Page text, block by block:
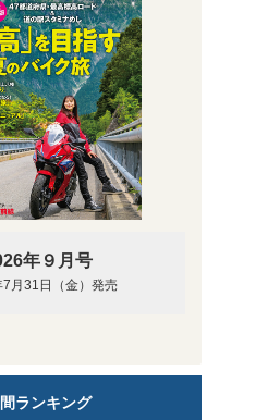
ライムグリーン×エボニー）。排
は1.5倍となっている。
年９月号
月31日（金）発売
ランキング